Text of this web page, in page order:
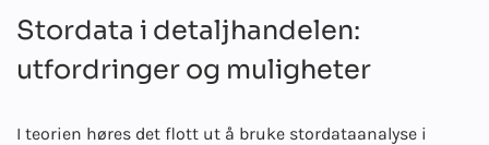
Stordata i detaljhandelen:
utfordringer og muligheter
I teorien høres det flott ut å bruke stordataanalyse i